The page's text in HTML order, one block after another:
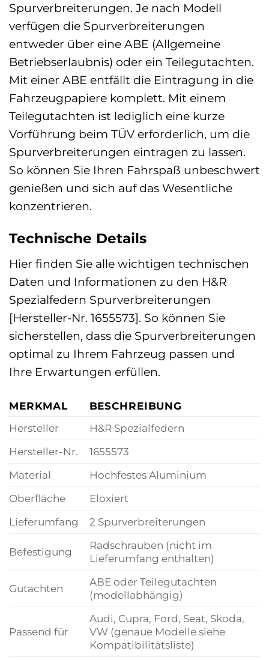
Spurverbreiterungen. Je nach Modell
verfügen die Spurverbreiterungen
entweder über eine ABE (Allgemeine
Betriebserlaubnis) oder ein Teilegutachten.
Mit einer ABE entfällt die Eintragung in die
Fahrzeugpapiere komplett. Mit einem
Teilegutachten ist lediglich eine kurze
Vorführung beim TÜV erforderlich, um die
Spurverbreiterungen eintragen zu lassen.
So können Sie Ihren Fahrspaß unbeschwert
genießen und sich auf das Wesentliche
konzentrieren.
Technische Details
Hier finden Sie alle wichtigen technischen
Daten und Informationen zu den H&R
Spezialfedern Spurverbreiterungen
[Hersteller-Nr. 1655573]. So können Sie
sicherstellen, dass die Spurverbreiterungen
optimal zu Ihrem Fahrzeug passen und
Ihre Erwartungen erfüllen.
MERKMAL
BESCHREIBUNG
Hersteller
H&R Spezialfedern
Hersteller-Nr.
1655573
Material
Hochfestes Aluminium
Oberfläche
Eloxiert
Lieferumfang
2 Spurverbreiterungen
Befestigung
Radschrauben (nicht im
Lieferumfang enthalten)
Gutachten
ABE oder Teilegutachten
(modellabhängig)
Passend für
Audi, Cupra, Ford, Seat, Skoda,
VW (genaue Modelle siehe
Kompatibilitätsliste)